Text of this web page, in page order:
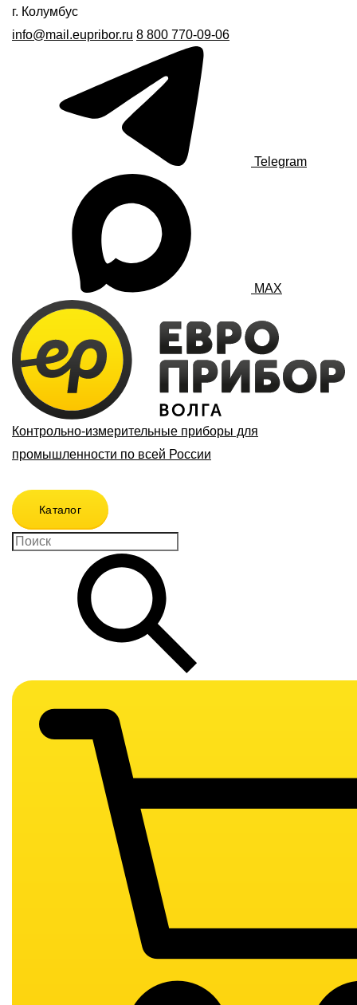
г. Колумбус
info@mail.eupribor.ru 8 800 770-09-06
Telegram
MAX
Контрольно-измерительные приборы для
промышленности по всей России
Каталог